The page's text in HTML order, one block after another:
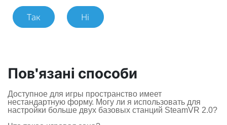
Так Ні
Пов'язані способи
Доступное для игры пространство имеет
нестандартную форму. Могу ли я использовать для
настройки больше двух базовых станций SteamVR 2.0?